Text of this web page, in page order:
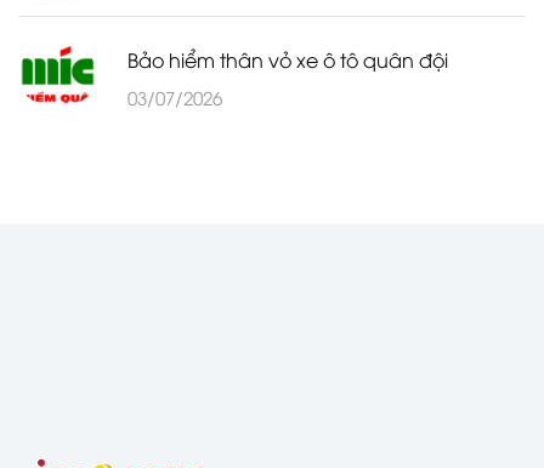
Bảo hiểm thân vỏ xe ô tô quân đội
03/07/2026